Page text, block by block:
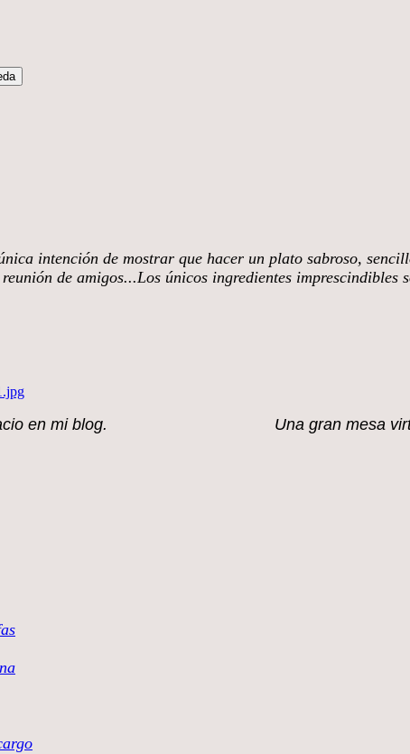
intención de mostrar que hacer un plato sabroso,
de amigos...Los únicos ingredientes
espacio en mi blog. Una gran mesa